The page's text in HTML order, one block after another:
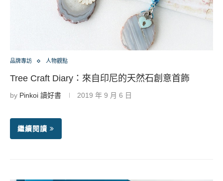
品牌專訪 人物觀點
Tree Craft Diary：來自印尼的天然石創意首飾
by Pinkoi 讀好書 2019 年 9 月 6 日
繼續閱讀